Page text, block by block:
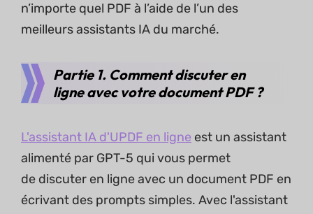
n’importe quel PDF à l’aide de l’un des
meilleurs assistants IA du marché.
Partie 1. Comment discuter en
ligne avec votre document PDF ?
L'assistant IA d'UPDF en ligne est un assistant
alimenté par GPT-5 qui vous permet
de discuter en ligne avec un document PDF en
écrivant des prompts simples. Avec l'assistant